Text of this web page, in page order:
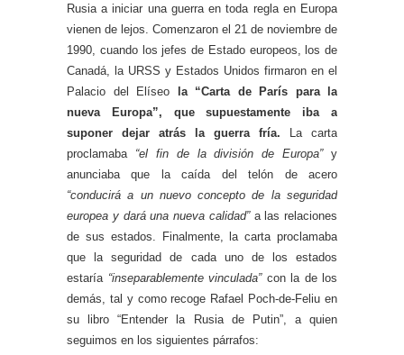
Rusia a iniciar una guerra en toda regla en Europa
vienen de lejos. Comenzaron el 21 de noviembre de
1990, cuando los jefes de Estado europeos, los de
Canadá, la URSS y Estados Unidos firmaron en el
Palacio del Elíseo
la “Carta de París para la
nueva Europa”, que supuestamente iba a
suponer dejar atrás la guerra fría. La carta
proclamaba “el fin de la división de Europa”y
anunciaba que la caída del telón de acero
“conducirá a un nuevo concepto de la seguridad
europea y dará una nueva calidad”a las relaciones
de sus estados. Finalmente, la carta proclamaba
que la seguridad de cada uno de los estados
estaría “inseparablemente vinculada”con la de los
demás, tal y como recoge Rafael Poch-de-Feliu en
su libro “Entender la Rusia de Putin”, a quien
seguimos en los siguientes párrafos: